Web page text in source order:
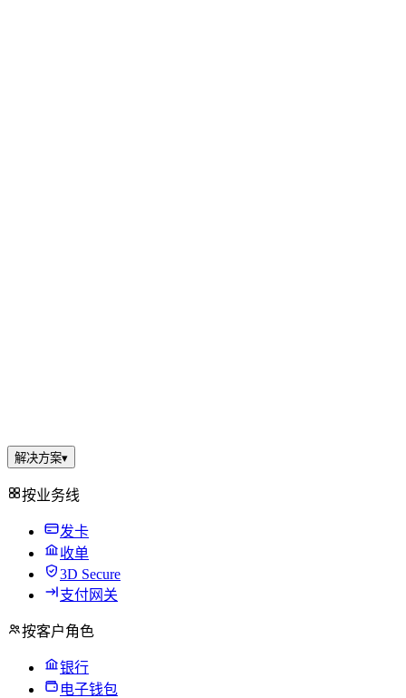
解决方案▾
按业务线
发卡
收单
3D Secure
支付网关
按客户角色
银行
电子钱包